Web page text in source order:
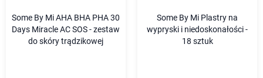
Some By Mi AHA BHA PHA 30
Days Miracle AC SOS - zestaw
do skóry trądzikowej
Some By Mi Plastry na
wypryski i niedoskonałości -
18 sztuk